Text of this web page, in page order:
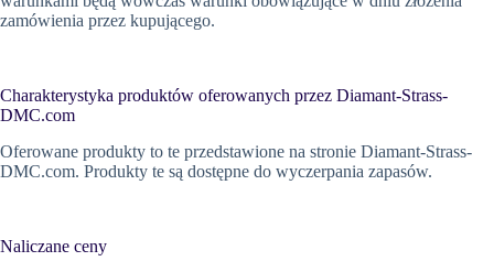
zamówienia przez kupującego.
Charakterystyka produktów oferowanych przez Diamant-Strass-
DMC.com
Oferowane produkty to te przedstawione na stronie Diamant-Strass-
DMC.com. Produkty te są dostępne do wyczerpania zapasów.
Naliczane ceny